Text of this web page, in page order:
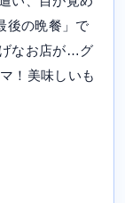
後の晩餐」で
なお店が…グ
！美味しいも